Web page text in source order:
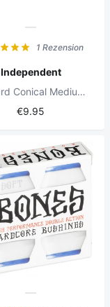
1 Rezension
Independent
Standard Conical Medium 90a Orange Bushings
€9.95